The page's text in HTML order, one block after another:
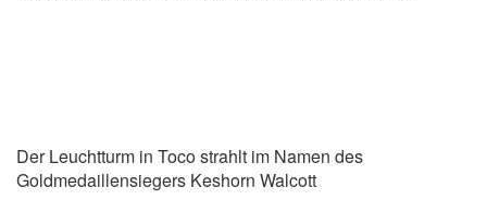
Der Leuchtturm in Toco strahlt im Namen des
Goldmedaillensiegers Keshorn Walcott